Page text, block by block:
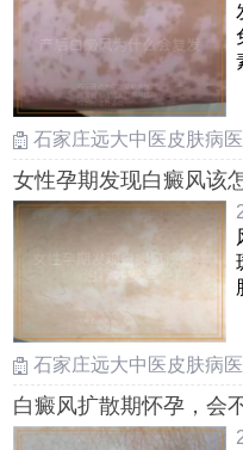
石家庄远大中医皮肤病
女性孕期发现白癜风该
石家庄远大中医皮肤病
白癜风扩散期怀孕，会